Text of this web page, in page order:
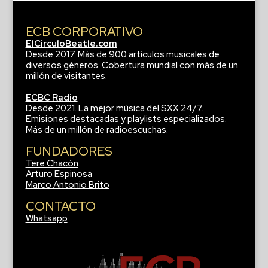
ECB CORPORATIVO
ElCirculoBeatle.com
Desde 2017. Más de 900 artículos musicales de
diversos géneros. Cobertura mundial con más de un
millón de visitantes.
ECBC Radio
Desde 2021. La mejor música del SXX 24/7.
Emisiones destacadas y playlists especializados.
Más de un millón de radioescuchas.
FUNDADORES
Tere Chacón
Arturo Espinosa
Marco Antonio Brito
CONTACTO
Whatsapp